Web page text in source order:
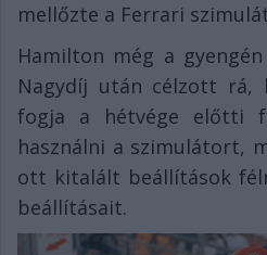
mellőzte a Ferrari
Hamilton még a
Nagydíj után célzott rá,
fogja a hétvége előtti
használni a szimulátort,
ott kitalált beállítások
beállításait.